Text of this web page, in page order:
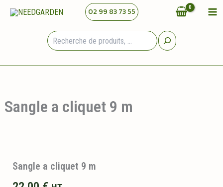
02 99 83 73 55
Sangle a cliquet 9 m
Sangle a cliquet 9 m